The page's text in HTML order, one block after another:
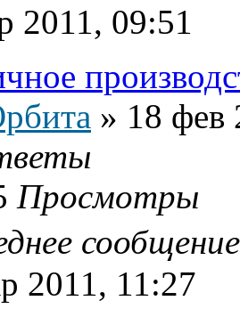
2011, 09:51
» 18 фев
Просмотры
2011, 11:27